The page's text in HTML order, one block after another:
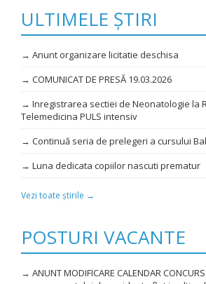
ULTIMELE ȘTIRI
→ Anunt organizare licitatie deschisa
→ COMUNICAT DE PRESĂ 19.03.2026
→ Inregistrarea sectiei de Neonatologie la
Telemedicina PULS intensiv
→ Continuă seria de prelegeri a cursului
→ Luna dedicata copiilor nascuti prematur
Vezi toate știrile →
POSTURI VACANTE
→ ANUNT MODIFICARE CALENDAR